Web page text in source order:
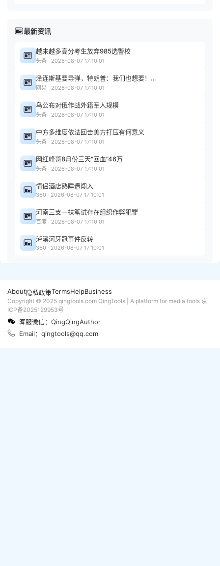
最新资讯
越来越多高分考生放弃985选警校
头条 · 2026-08-07 17:10:01
泽连斯基要导弹，特朗普：我们也想要！拜登给了乌克兰大量弹药，美国库存大幅减少
网易 · 2026-08-07 17:10:01
乌公布对俄作战外籍军人规模
头条 · 2026-08-07 17:10:01
中方多维度依法回击美方打压有何意义
头条 · 2026-08-07 17:10:01
网红峰哥8月份三天“回血”46万
头条 · 2026-08-07 17:10:01
情侣酒店熟睡遭闯入
360 · 2026-08-07 17:10:01
河南三支一扶笔试存在组织作弊犯罪
百度 · 2026-08-07 17:10:01
泸溪河牙冠事件反转
360 · 2026-08-07 17:10:01
About隐私政策TermsHelpBusiness
Copyright © 2025 qingtools.com QingTools | A platform for media tools 京
ICP备2025129953号
客服微信：QingQingAuthor
Email：qingtools@qq.com